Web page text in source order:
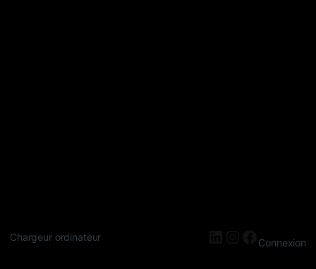
Chargeur ordinateur LinkedIn
Instagram
Connexion